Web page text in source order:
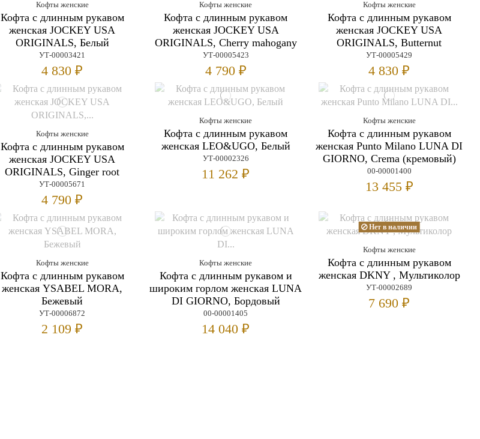
Кофты женские
Кофта с длинным рукавом
женская JOCKEY USA
ORIGINALS, Белый
УТ-00003421
4 830 ₽
Кофты женские
Кофта с длинным рукавом
женская JOCKEY USA
ORIGINALS, Cherry mahogany
УТ-00005423
4 790 ₽
Кофты женские
Кофта с длинным рукавом
женская JOCKEY USA
ORIGINALS, Butternut
УТ-00005429
4 830 ₽
Кофты женские
Кофта с длинным рукавом
женская JOCKEY USA
ORIGINALS, Ginger root
УТ-00005671
4 790 ₽
Кофты женские
Кофта с длинным рукавом
женская LEO&UGO, Белый
УТ-00002326
11 262 ₽
Кофты женские
Кофта с длинным рукавом
женская Punto Milano LUNA DI
GIORNO, Crema (кремовый)
00-00001400
13 455 ₽
Кофты женские
Кофта с длинным рукавом
женская YSABEL MORA,
Бежевый
УТ-00006872
2 109 ₽
Кофты женские
Кофта с длинным рукавом и
широким горлом женская LUNA
DI GIORNO, Бордовый
00-00001405
14 040 ₽
Нет в наличии
Кофты женские
Кофта с длинным рукавом
женская DKNY , Мультиколор
УТ-00002689
7 690 ₽